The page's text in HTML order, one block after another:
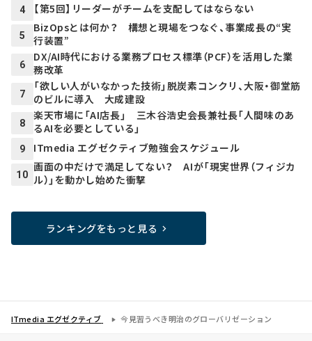
4 【第5回】リーダーがチームを支配してはならない
5
BizOpsとは何か？ 構想と現場をつなぐ、事業成長の“実
行装置”
6
DX/AI時代における業務プロセス標準（PCF）を活用した業
務改革
7
「欲しい人がいなかった技術」脱炭素コンクリ、大阪・御堂筋
のビルに導入 大成建設
8
楽天市場に「AI店長」 三木谷浩史会長兼社長「人間味のあ
るAIを必要としている」
9 ITmedia エグゼクティブ勉強会スケジュール
10
画面の中だけで満足してない？ AIが「現実世界（フィジカ
ル）」を動かし始めた衝撃
ランキングをもっと見る
ITmedia エグゼクティブ 今見習うべき明治のグローバリゼーション